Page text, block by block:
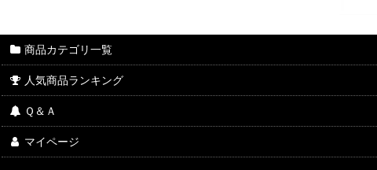
商品カテゴリ一覧
人気商品ランキング
Ｑ＆Ａ
マイページ